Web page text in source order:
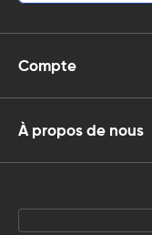
Compte
À propos de nous